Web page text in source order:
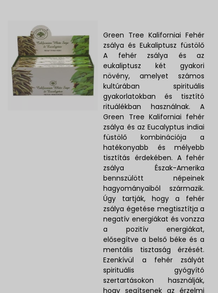
Green Tree Kaliforniai Fehér
zsálya és Eukaliptusz füstölő
A fehér zsálya és az
eukaliptusz két gyakori
növény, amelyet számos
kultúrában spirituális
gyakorlatokban és tisztító
rituálékban használnak. A
Green Tree Kaliforniai fehér
zsálya és az Eucalyptus indiai
füstölő kombinációja a
hatékonyabb és mélyebb
tisztítás érdekében. A fehér
zsálya Észak-Amerika
bennszülött népeinek
hagyományaiból származik.
Úgy tartják, hogy a fehér
zsálya égetése megtisztítja a
negatív energiákat és vonzza
a pozitív energiákat,
elősegítve a belső béke és a
mentális tisztaság érzését.
Ezenkívül a fehér zsályát
spirituális gyógyító
szertartásokon használják,
hogy segítsenek az érzelmi